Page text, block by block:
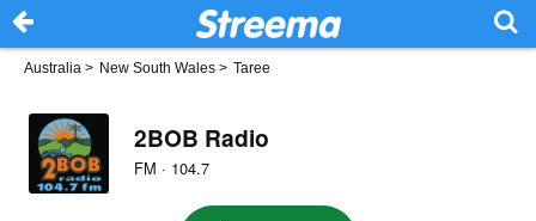
Australia > New South Wales > Taree
2BOB Radio
FM · 104.7